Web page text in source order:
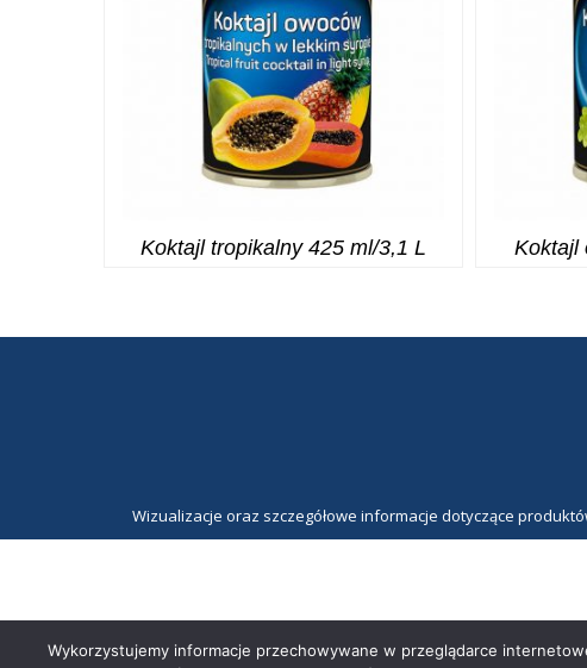
Koktajl tropikalny 425 ml/3,1 L Koktajl
Wizualizacje oraz szczegółowe informacje dotyczące
Wykorzystujemy informacje przechowywane w przeglądarce